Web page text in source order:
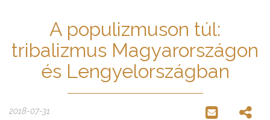
A populizmuson túl:
tribalizmus Magyarországon
és Lengyelországban
2018-07-31